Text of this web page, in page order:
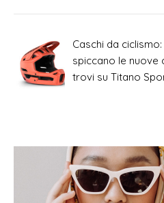
Caschi da
spiccano le nuove
trovi su Titano